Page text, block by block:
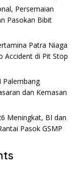
Persemaian
Pasokan Bibit
Patra Niaga
Accident di Pit Stop
Palembang
dan Kemasan
Meningkat, BI dan
Pasok GSMP